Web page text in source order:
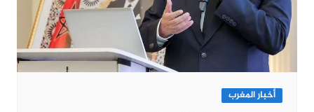
أخبار المغرب